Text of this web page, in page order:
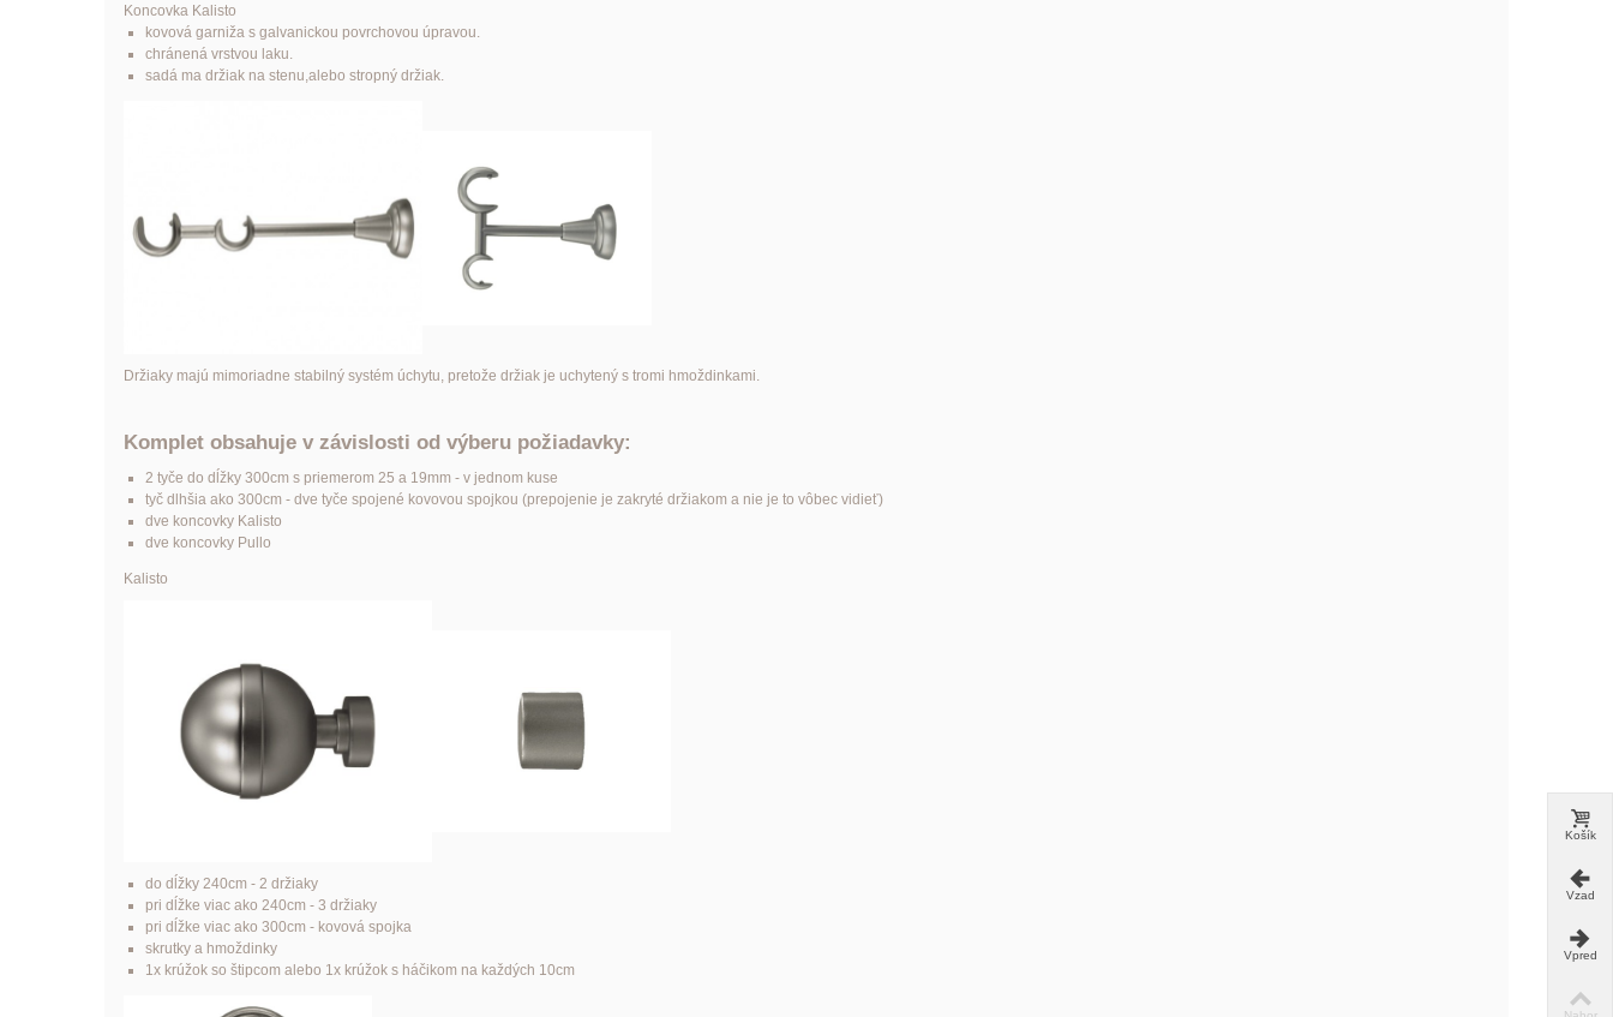
Koncovka Kalisto
kovová garniža s galvanickou povrchovou úpravou.
chránená vrstvou laku.
sadá ma držiak na stenu,alebo stropný držiak.
Držiaky majú mimoriadne stabilný systém úchytu, pretože držiak je uchytený s tromi hmoždinkami.
Komplet obsahuje v závislosti od výberu požiadavky:
2 tyče do dĺžky 300cm s priemerom 25 a 19mm - v jednom kuse
tyč dlhšia ako 300cm - dve tyče spojené kovovou spojkou (prepojenie je zakryté držiakom a nie je to vôbec vidieť)
dve koncovky Kalisto
dve koncovky Pullo
Kalisto
do dĺžky 240cm - 2 držiaky
pri dĺžke viac ako 240cm - 3 držiaky
pri dĺžke viac ako 300cm - kovová spojka
skrutky a hmoždinky
1x krúžok so štipcom alebo 1x krúžok s háčikom na každých 10cm
Košík
Vzad
Vpred